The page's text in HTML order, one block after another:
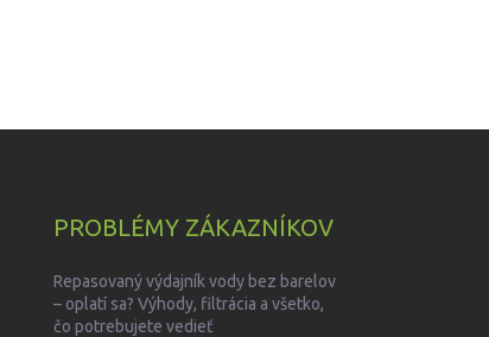
PROBLÉMY ZÁKAZNÍKOV
Repasovaný výdajník vody bez barelov
– oplatí sa? Výhody, filtrácia a všetko,
čo potrebujete vedieť